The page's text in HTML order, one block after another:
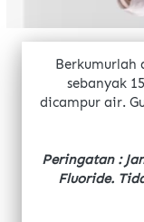
Berkumurlah
sebanyak
dicampur air.
Peringatan :
Fluoride.